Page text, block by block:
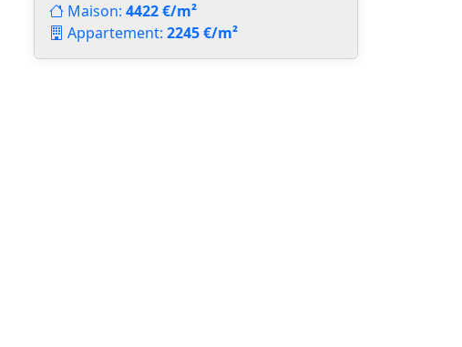
Maison: 4422 €/m²
Appartement: 2245 €/m²